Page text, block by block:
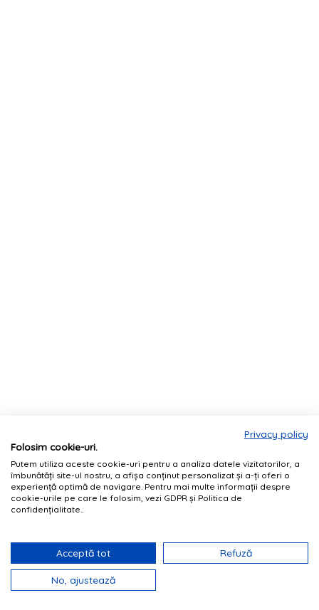
Privacy policy
Folosim cookie-uri.
Putem utiliza aceste cookie-uri pentru a analiza datele vizitatorilor, a
îmbunătăți site-ul nostru, a afișa conținut personalizat și a-ți oferi o
experiență optimă de navigare. Pentru mai multe informații despre
cookie-urile pe care le folosim, vezi GDPR și Politica de
confidențialitate..
Acceptă tot Refuză
No, ajustează